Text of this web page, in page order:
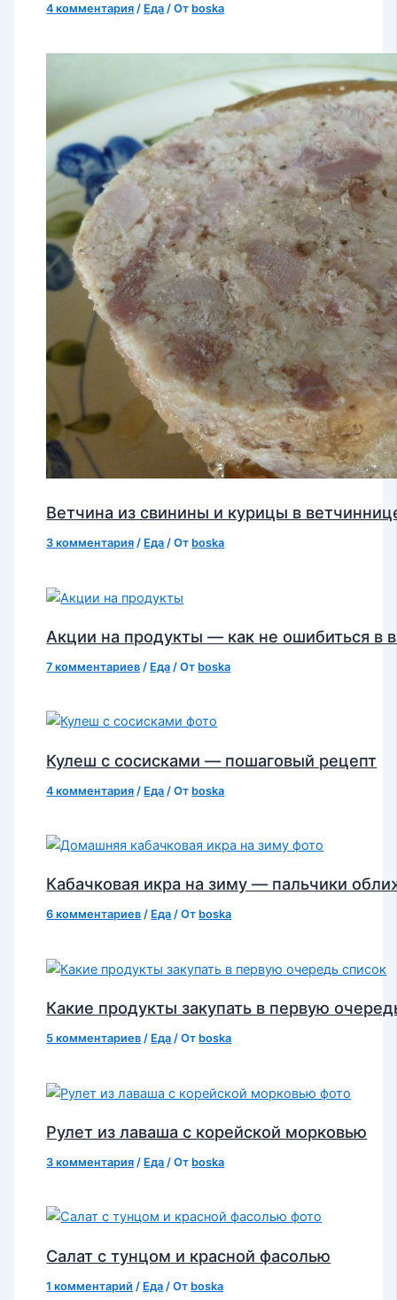
4 комментария / Еда / От boska
Ветчина из свинины и курицы в
3 комментария / Еда / От boska
Акции на продукты — как не ошибиться в
7 комментариев / Еда / От boska
Кулеш с сосисками — пошаговый рецепт
4 комментария / Еда / От boska
Кабачковая икра на зиму — пальчики
6 комментариев / Еда / От boska
Какие продукты закупать в первую
5 комментариев / Еда / От boska
Рулет из лаваша с корейской морковью
3 комментария / Еда / От boska
Салат с тунцом и красной фасолью
1 комментарий / Еда / От boska